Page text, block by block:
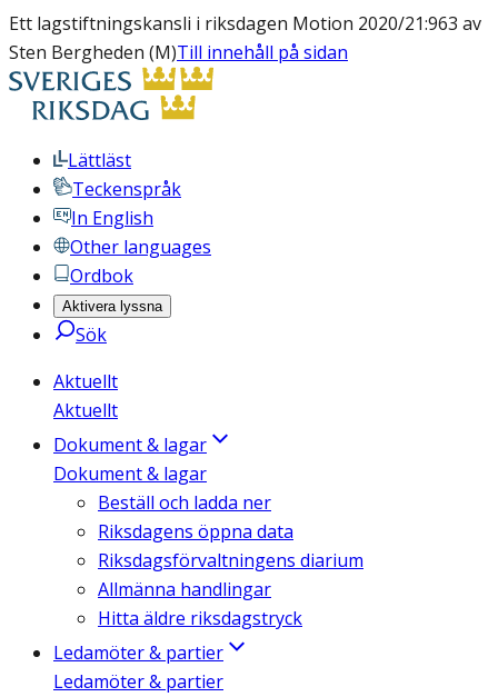
Ett lagstiftningskansli i riksdagen Motion 2020/21:963 av
Sten Bergheden (M)Till innehåll på sidan
Lättläst
Teckenspråk
In English
Other languages
Ordbok
Aktivera lyssna
Sök
Aktuellt
Aktuellt
Dokument & lagar
Dokument & lagar
Beställ och ladda ner
Riksdagens öppna data
Riksdagsförvaltningens diarium
Allmänna handlingar
Hitta äldre riksdagstryck
Ledamöter & partier
Ledamöter & partier